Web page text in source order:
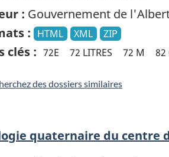
: Gouvernement de
: HTML XML ZIP
clés : 72E 72 LITRES 72 M 82
des dossiers similaires
quaternaire du centre